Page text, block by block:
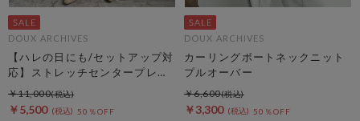
DOUX ARCHIVES
【ハレの日にも/セットアップ対
応】ストレッチセンタープレス
パンツ
￥5,500 50％OFF
￥11,000
DOUX ARCHIVES
カーリングボートネックニット
プルオーバー
￥3,300 50％OFF
￥6,600